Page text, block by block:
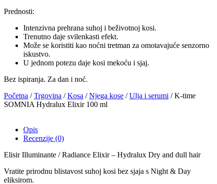
Prednosti:
Intenzivna prehrana suhoj i beživotnoj kosi.
Trenutno daje svilenkasti efekt.
Može se koristiti kao noćni tretman za omotavajuće senzorno
iskustvo.
U jednom potezu daje kosi mekoću i sjaj.
Bez ispiranja. Za dan i noć.
Početna /Trgovina /Kosa /Njega kose /Ulja i serumi / K-time
SOMNIA Hydralux Elixir 100 ml
Opis
Recenzije (0)
Elisir Illuminante / Radiance Elixir – Hydralux Dry and dull hair
Vratite prirodnu blistavost suhoj kosi bez sjaja s Night & Day
eliksirom.